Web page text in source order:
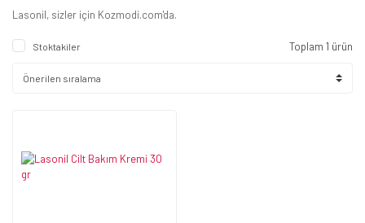
Lasonil, sizler için Kozmodi.com'da.
Stoktakiler Toplam 1 ürün